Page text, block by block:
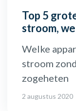
Top 5
stroom,
Welke
stroom
zogeheten
2 augustus 2020